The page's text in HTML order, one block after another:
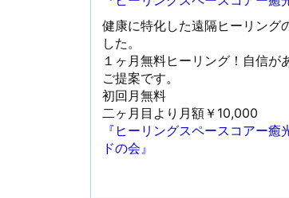
健康に特化した遠隔ヒーリング
した。
１ヶ月無料ヒーリング！自信が
ご提案です。
初回月無料
二ヶ月目より月額￥10,000
『ヒーリングスペースコアー癒
ドの会』